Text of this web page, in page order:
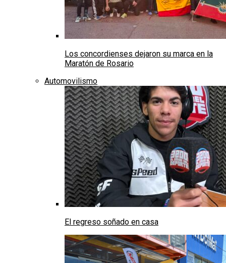
Los concordienses dejaron su marca en la
Maratón de Rosario
Automovilismo
El regreso soñado en casa